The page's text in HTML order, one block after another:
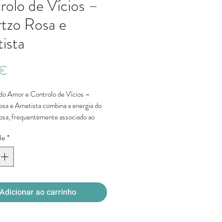
de Vícios –
Rosa e
Amor e Controlo de Vícios –
e Ametista combina a energia do
frequentemente associado ao
a Ametista, conhecida pela sua
clareza e consciência
equilíbrio emocional, reforçar
e apoiar processos de
*
Adicionar ao carrinho